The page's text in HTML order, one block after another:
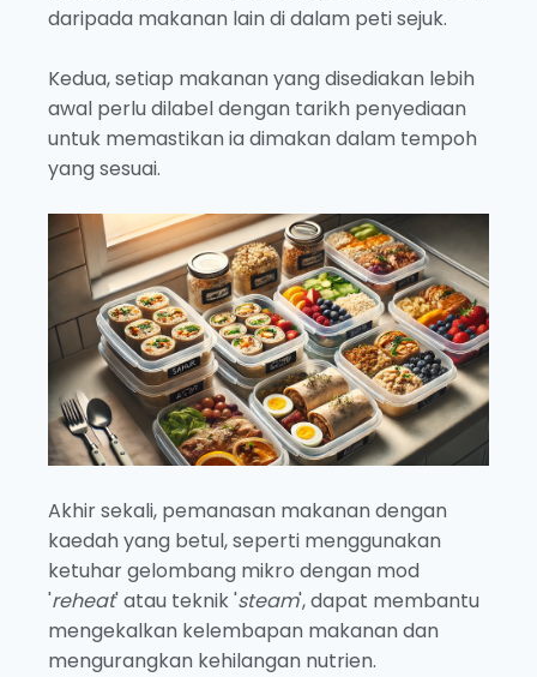
daripada makanan lain di dalam peti sejuk.
Kedua, setiap makanan yang disediakan lebih
awal perlu dilabel dengan tarikh penyediaan
untuk memastikan ia dimakan dalam tempoh
yang sesuai.
Akhir sekali, pemanasan makanan dengan
kaedah yang betul, seperti menggunakan
ketuhar gelombang mikro dengan mod
'reheat' atau teknik 'steam', dapat membantu
mengekalkan kelembapan makanan dan
mengurangkan kehilangan nutrien.